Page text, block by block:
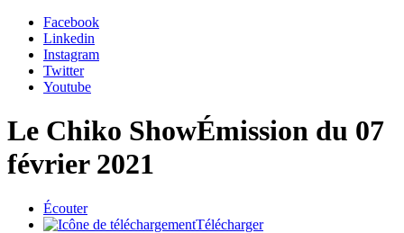
Facebook
Linkedin
Instagram
Twitter
Youtube
Le Chiko ShowÉmission du 07
février 2021
Écouter
Télécharger